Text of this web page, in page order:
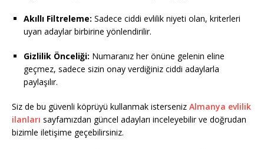
Akıllı Filtreleme: Sadece ciddi evlilik niyeti olan, kriterleri
uyan adaylar birbirine yönlendirilir.
Gizlilik Önceliği: Numaranız her önüne gelenin eline
geçmez, sadece sizin onay verdiğiniz ciddi adaylarla
paylaşılır.
Siz de bu güvenli köprüyü kullanmak isterseniz Almanya evlilik
ilanları sayfamızdan güncel adayları inceleyebilir ve doğrudan
bizimle iletişime geçebilirsiniz.